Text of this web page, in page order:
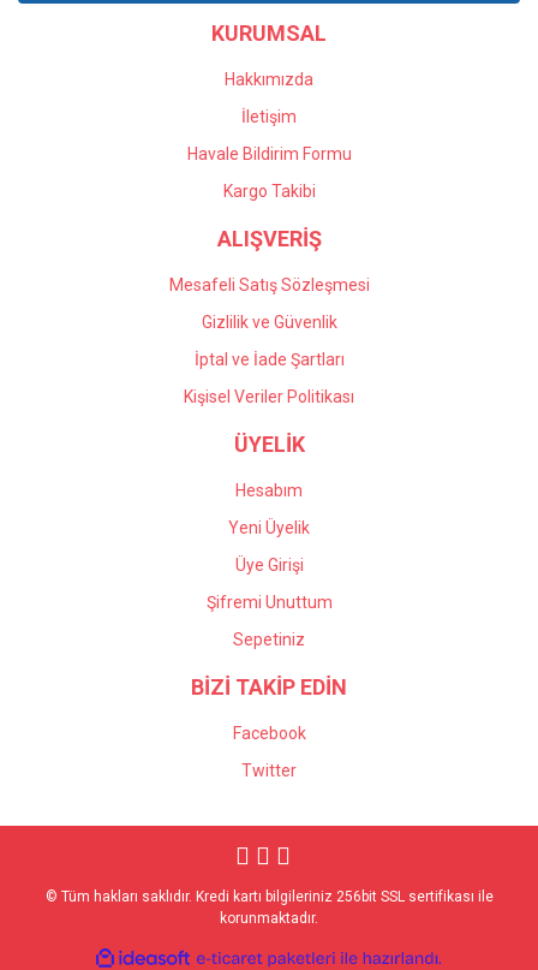
KURUMSAL
Hakkımızda
İletişim
Havale Bildirim Formu
Kargo Takibi
ALIŞVERİŞ
Mesafeli Satış Sözleşmesi
Gizlilik ve Güvenlik
İptal ve İade Şartları
Kişisel Veriler Politikası
ÜYELİK
Hesabım
Yeni Üyelik
Üye Girişi
Şifremi Unuttum
Sepetiniz
BİZİ TAKİP EDİN
Facebook
Twitter
© Tüm hakları saklıdır. Kredi kartı bilgileriniz 256bit SSL sertifikası ile
korunmaktadır.
ideasoft e-